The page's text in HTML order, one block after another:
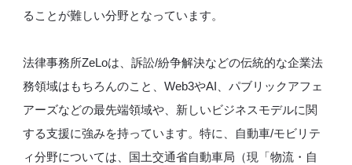
ることが難しい分野となっています。
法律事務所ZeLoは、訴訟/紛争解決などの伝統的な企業法
務領域はもちろんのこと、Web3やAI、パブリックアフェ
アーズなどの最先端領域や、新しいビジネスモデルに関
する支援に強みを持っています。特に、自動車/モビリテ
ィ分野については、国土交通省自動車局（現「物流・自